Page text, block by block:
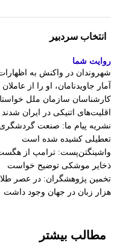
انتخاب سردبیر
روایت شما
شهروندان در واکنش به
آمار جاویدنامان، او را از
کارشناسان سازمان ملل
اقلیت‌های اتنیکی در ایران شدند
نشریه پیام ما: صنعت گردشگری
تعطیلی کشیده شده است
واشینگتن‌پست: ترامپ از
ذخایر موشکی توضیح خواست
هزار زبان در جهان وجود داشت
مطالب بیشتر